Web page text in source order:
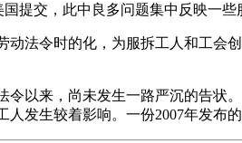
交，此中良多问题集中反映一些
令时的化，为服拆工人和工会
来，尚未发生一路严沉的告状
发生较着影响。一份2007年发布